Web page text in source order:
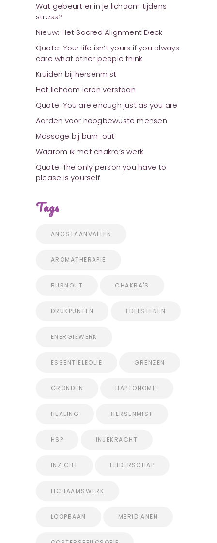
Wat gebeurt er in je lichaam tijdens
stress?
Nieuw: Het Sacred Alignment Deck
Quote: Your life isn’t yours if you always
care what other people think
Kruiden bij hersenmist
Het lichaam leren verstaan
Quote: You are enough just as you are
Aarden voor hoogbewuste mensen
Massage bij burn-out
Waarom ik met chakra’s werk
Quote: The only person you have to
please is yourself
Tags
ANGSTAANVALLEN
AROMATHERAPIE
BURNOUT CHAKRA'S
DRUKPUNTEN EDELSTENEN
ENERGIEWERK
ESSENTIELEOLIE GRENZEN
GRONDEN HAPTONOMIE
HEALING HERSENMIST
HSP INJEKRACHT
INZICHT LEIDERSCHAP
LICHAAMSWERK
LOOPBAAN MERIDIANEN